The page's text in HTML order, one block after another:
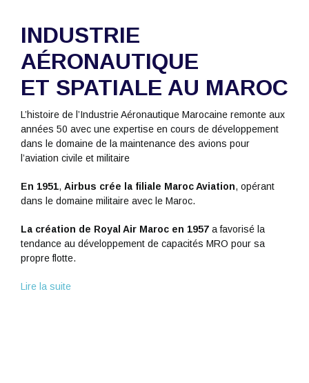
INDUSTRIE
AÉRONAUTIQUE
ET SPATIALE AU MAROC
L’histoire de l’Industrie Aéronautique Marocaine remonte aux
années 50 avec une expertise en cours de développement
dans le domaine de la maintenance des avions pour
l’aviation civile et militaire
En 1951, Airbus crée la filiale Maroc Aviation, opérant
dans le domaine militaire avec le Maroc.
La création de Royal Air Maroc en 1957a favorisé la
tendance au développement de capacités MRO pour sa
propre flotte.
Lire la suite